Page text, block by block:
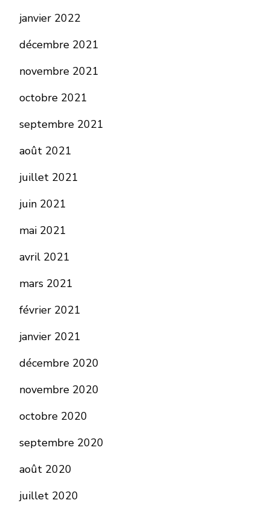
janvier 2022
décembre 2021
novembre 2021
octobre 2021
septembre 2021
août 2021
juillet 2021
juin 2021
mai 2021
avril 2021
mars 2021
février 2021
janvier 2021
décembre 2020
novembre 2020
octobre 2020
septembre 2020
août 2020
juillet 2020